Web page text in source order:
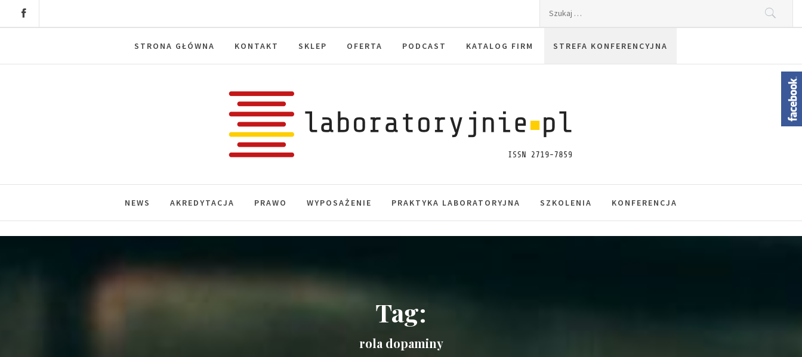
STRONA GŁÓWNA KONTAKT SKLEP OFERTA PODCAST KATALOG FIRM STREFA KONFERENCYJNA
Laboratoryjnie.pl
NEWS AKREDYTACJA PRAWO WYPOSAŻENIE PRAKTYKA LABORATORYJNA SZKOLENIA KONFERENCJA
Tag:
rola dopaminy